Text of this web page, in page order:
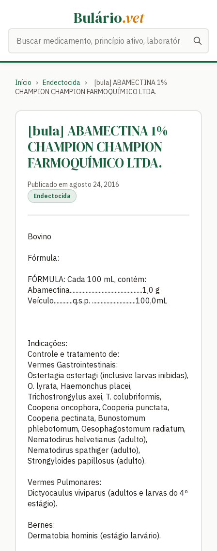
Bulário.vet
Início › Endectocida ›
[bula] ABAMECTINA 1%
CHAMPION CHAMPION FARMOQUÍMICO LTDA.
[bula] ABAMECTINA 1%
CHAMPION CHAMPION
FARMOQUÍMICO LTDA.
Publicado em agosto 24, 2016
Endectocida
Bovino
Fórmula:
FÓRMULA: Cada 100 mL, contém:
Abamectina..................................................1,0 g
Veículo.............q.s.p. ..............................100,0mL
Indicações:
Controle e tratamento de:
Vermes Gastrointestinais:
Ostertagia ostertagi (inclusive larvas inibidas),
O. lyrata, Haemonchus placei,
Trichostrongylus axei, T. colubriformis,
Cooperia oncophora, Cooperia punctata,
Cooperia pectinata, Bunostomum
phlebotomum, Oesophagostomum radiatum,
Nematodirus helvetianus (adulto),
Nematodirus spathiger (adulto),
Strongyloides papillosus (adulto).
Vermes Pulmonares:
Dictyocaulus viviparus (adultos e larvas do 4º
estágio).
Bernes:
Dermatobia hominis (estágio larvário).